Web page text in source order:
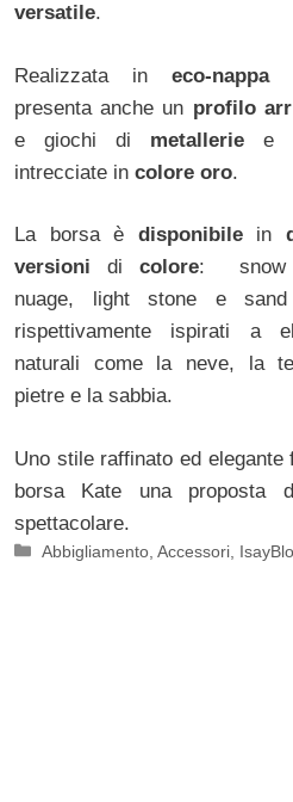
versatile.
Realizzata in eco-nappa
presenta anche un profilo
e giochi di metallerie e
intrecciate in colore oro.
La borsa è disponibile in
versionidicolore: snow
nuage, light stone e
rispettivamente ispirati a
naturali come la neve, la
pietre e la sabbia.
Uno stile raffinato ed elegante
borsa Kate una proposta
spettacolare.
Categorie
Abbigliamento ,Accessori